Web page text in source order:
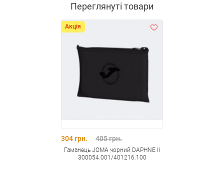
Переглянуті товари
Акція
304 грн. 405 грн.
Гаманець JOMA чорний DAPHNE II
300054.001/401216.100